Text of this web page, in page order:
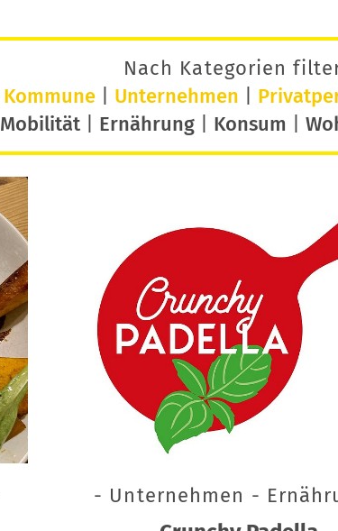
Nach Kategorien
Kommune| Unternehmen
Mobilität Ernährung Konsum
- Unternehmen -